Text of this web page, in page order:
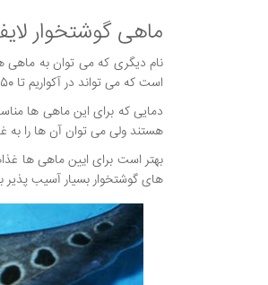
ماهی گوشتخوار
نام دیگری که می توان به ماهی
است که می تواند در آکواریم تا 50 سانتی متر هم رشد کند.
هستند ولی می توان آن ها را
بهتر است برای ایین ماهی ها
های گوشتخوار بسیار آسیب پذیر